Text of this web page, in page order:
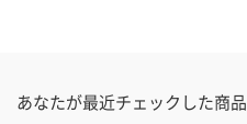
あなたが最近チェックした商品